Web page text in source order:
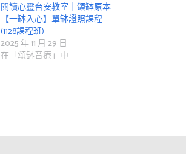
閱讀心靈台安教室｜頌缽原本
【一缽入心】單缽證照課程
(1128課程班)
2025 年 11 月 29 日
在「頌缽音療」中